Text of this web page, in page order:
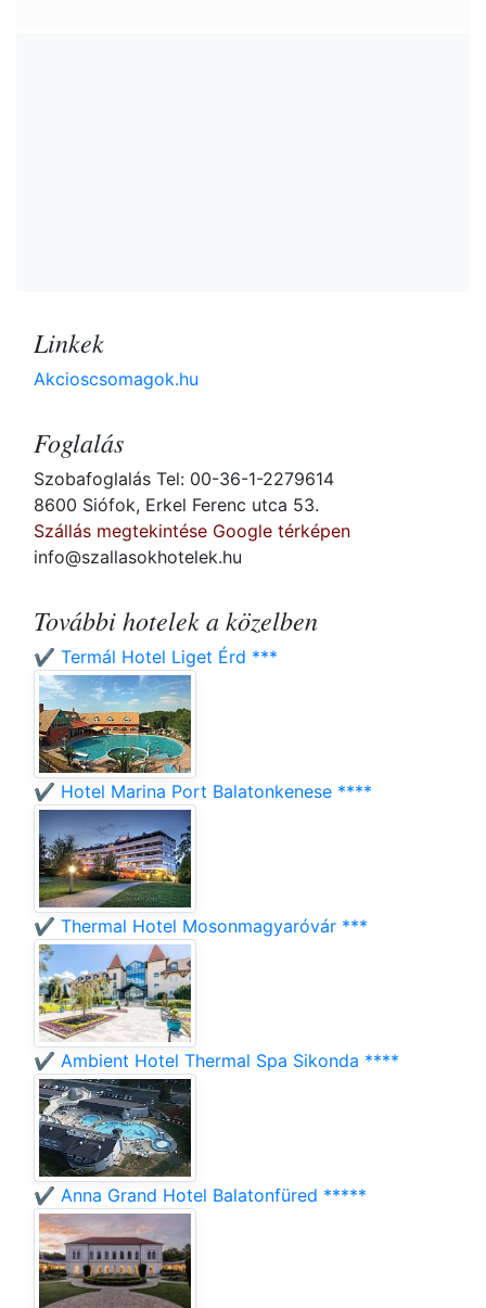
Linkek
Akcioscsomagok.hu
Foglalás
Szobafoglalás Tel: 00-36-1-2279614
8600 Siófok, Erkel Ferenc utca 53.
Szállás megtekintése Google térképen
info@szallasokhotelek.hu
További hotelek a közelben
✔️ Termál Hotel Liget Érd ***
✔️ Hotel Marina Port Balatonkenese ****
✔️ Thermal Hotel Mosonmagyaróvár ***
✔️ Ambient Hotel Thermal Spa Sikonda ****
✔️ Anna Grand Hotel Balatonfüred *****